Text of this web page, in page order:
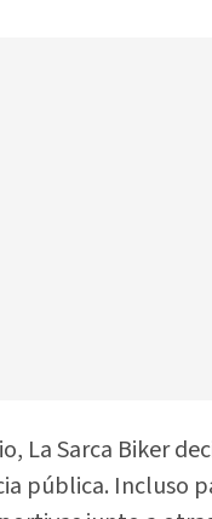
La Sarca Biker
pública. Incluso